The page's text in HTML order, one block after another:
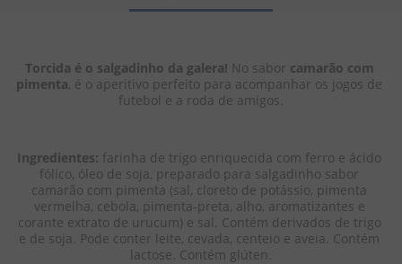
Torcida é o salgadinho da galera! No sabor camarão com
pimenta, é o aperitivo perfeito para acompanhar os jogos de
futebol e a roda de amigos.
Ingredientes: farinha de trigo enriquecida com ferro e ácido
fólico, óleo de soja, preparado para salgadinho sabor
camarão com pimenta (sal, cloreto de potássio, pimenta
vermelha, cebola, pimenta-preta, alho, aromatizantes e
corante extrato de urucum) e sal. Contém derivados de trigo
e de soja. Pode conter leite, cevada, centeio e aveia. Contém
lactose. Contém glúten.